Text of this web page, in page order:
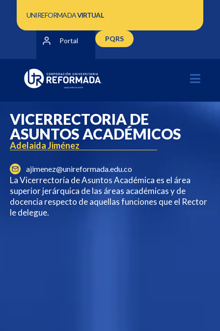
UNIREFORMADAVIRTUAL
Portal PQRS
VICERRECTORIA DE
ASUNTOS ACADÉMICOS
Adelaida Jiménez
ajimenez@unireformada.edu.co
La Vicerrectoría de Asuntos Académica es el área
superior jerárquica de las áreas académicas y de
docencia respecto de aquellas funciones que el Rector
le delegue.